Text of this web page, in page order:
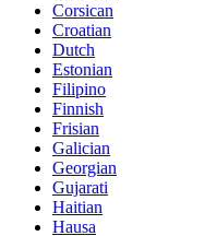
Corsican
Croatian
Dutch
Estonian
Filipino
Finnish
Frisian
Galician
Georgian
Gujarati
Haitian
Hausa